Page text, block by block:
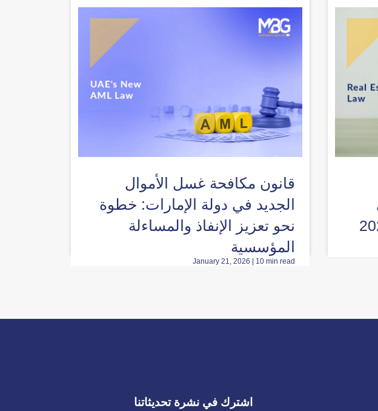
قانون مكافحة غسل الأموال
الجديد في دولة الإمارات: خطوة
نحو تعزيز الإنفاذ والمساءلة
المؤسسية
January 21, 2026 | 10 min read
اشترك في نشرة تحديثاتنا